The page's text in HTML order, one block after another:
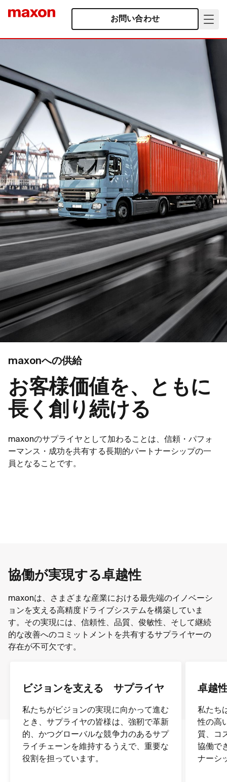
お問い合わせ
maxonへの供給
お客様価値を、ともに
長く創り続ける
maxonのサプライヤとして加わることは、信頼・パフォ
ーマンス・成功を共有する長期的パートナーシップの一
員となることです。
協働が実現する卓越性
maxonは、さまざまな産業における最先端のイノベーシ
ョンを支える高精度ドライブシステムを構築していま
す。その実現には、信頼性、品質、俊敏性、そして継続
的な改善へのコミットメントを共有するサプライヤーの
存在が不可欠です。
ビジョンを支える サプライヤ
私たちがビジョンの実現に向かって進む
とき、サプライヤの皆様は、強靭で革新
的、かつグローバルな競争力のあるサプ
ライチェーンを維持するうえで、重要な
役割を担っています。
卓越
私たち
性の高
質、コ
協働で
ナーシ